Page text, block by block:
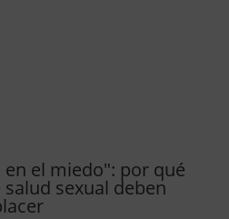
en el miedo": por qué
sexual deben